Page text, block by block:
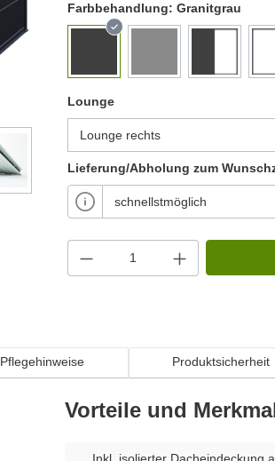
Farbbehandlung: Granitgrau
Lounge
Lieferung/Abholung zum
Pflegehinweise Produktsicherheit
Vorteile und